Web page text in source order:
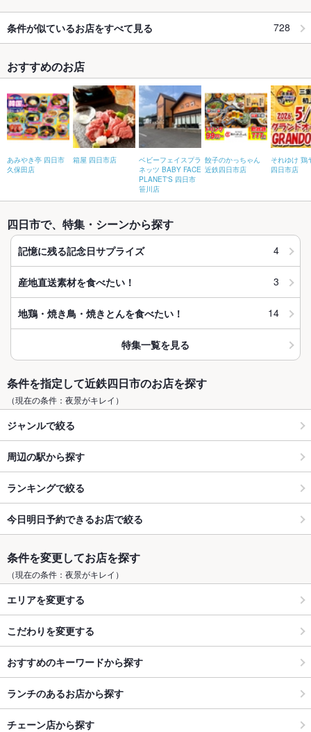
条件が似ているお店をすべて見る 728
おすすめのお店
あみやき亭 四日市
久保田店
箱屋 四日市店
ベビーフェイスプラ
ネッツ BABY FACE
PLANET'S 四日市
笹川店
餃子のかっちゃん
近鉄四日市店
それゆけ 鶏
四日市店
四日市で、特集・シーンから探す
記憶に残る記念日サプライズ 4
産地直送素材を食べたい！ 3
地鶏・焼き鳥・焼きとんを食べたい！ 14
特集一覧を見る
条件を指定して近鉄四日市のお店を探す
（現在の条件：夜景がキレイ）
ジャンルで絞る
周辺の駅から探す
ランキングで絞る
今日明日予約できるお店で絞る
条件を変更してお店を探す
（現在の条件：夜景がキレイ）
エリアを変更する
こだわりを変更する
おすすめのキーワードから探す
ランチのあるお店から探す
チェーン店から探す